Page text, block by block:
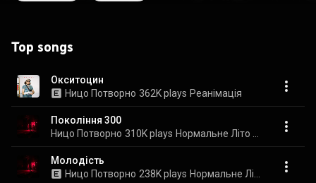
Top songs
Окситоцин
Ницо Потворно 362K plays Реанімація
Покоління 300
Ницо Потворно 310K plays
Молодість
Ницо Потворно 238K plays